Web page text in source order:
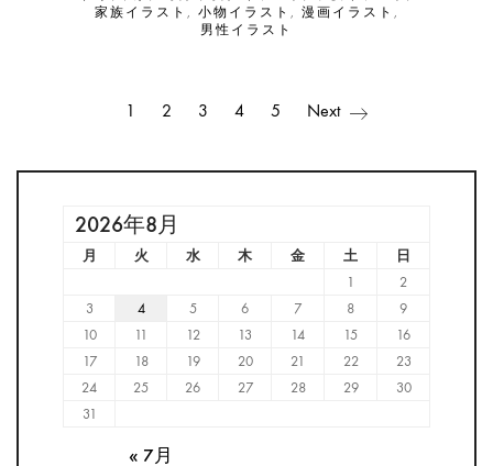
家族イラスト , 小物イラスト , 漫画イラスト ,
男性イラスト
1 2 3 4 5 Next
2026年8月
月 火 水 木 金 土
日
1
2
3
4 5 6 7 8
9
10
11 12 13 14 15
16
17
18 19 20 21 22
23
24
25 26 27 28 29
30
31
« 7月